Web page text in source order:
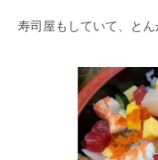
寿司屋もしていて、とん